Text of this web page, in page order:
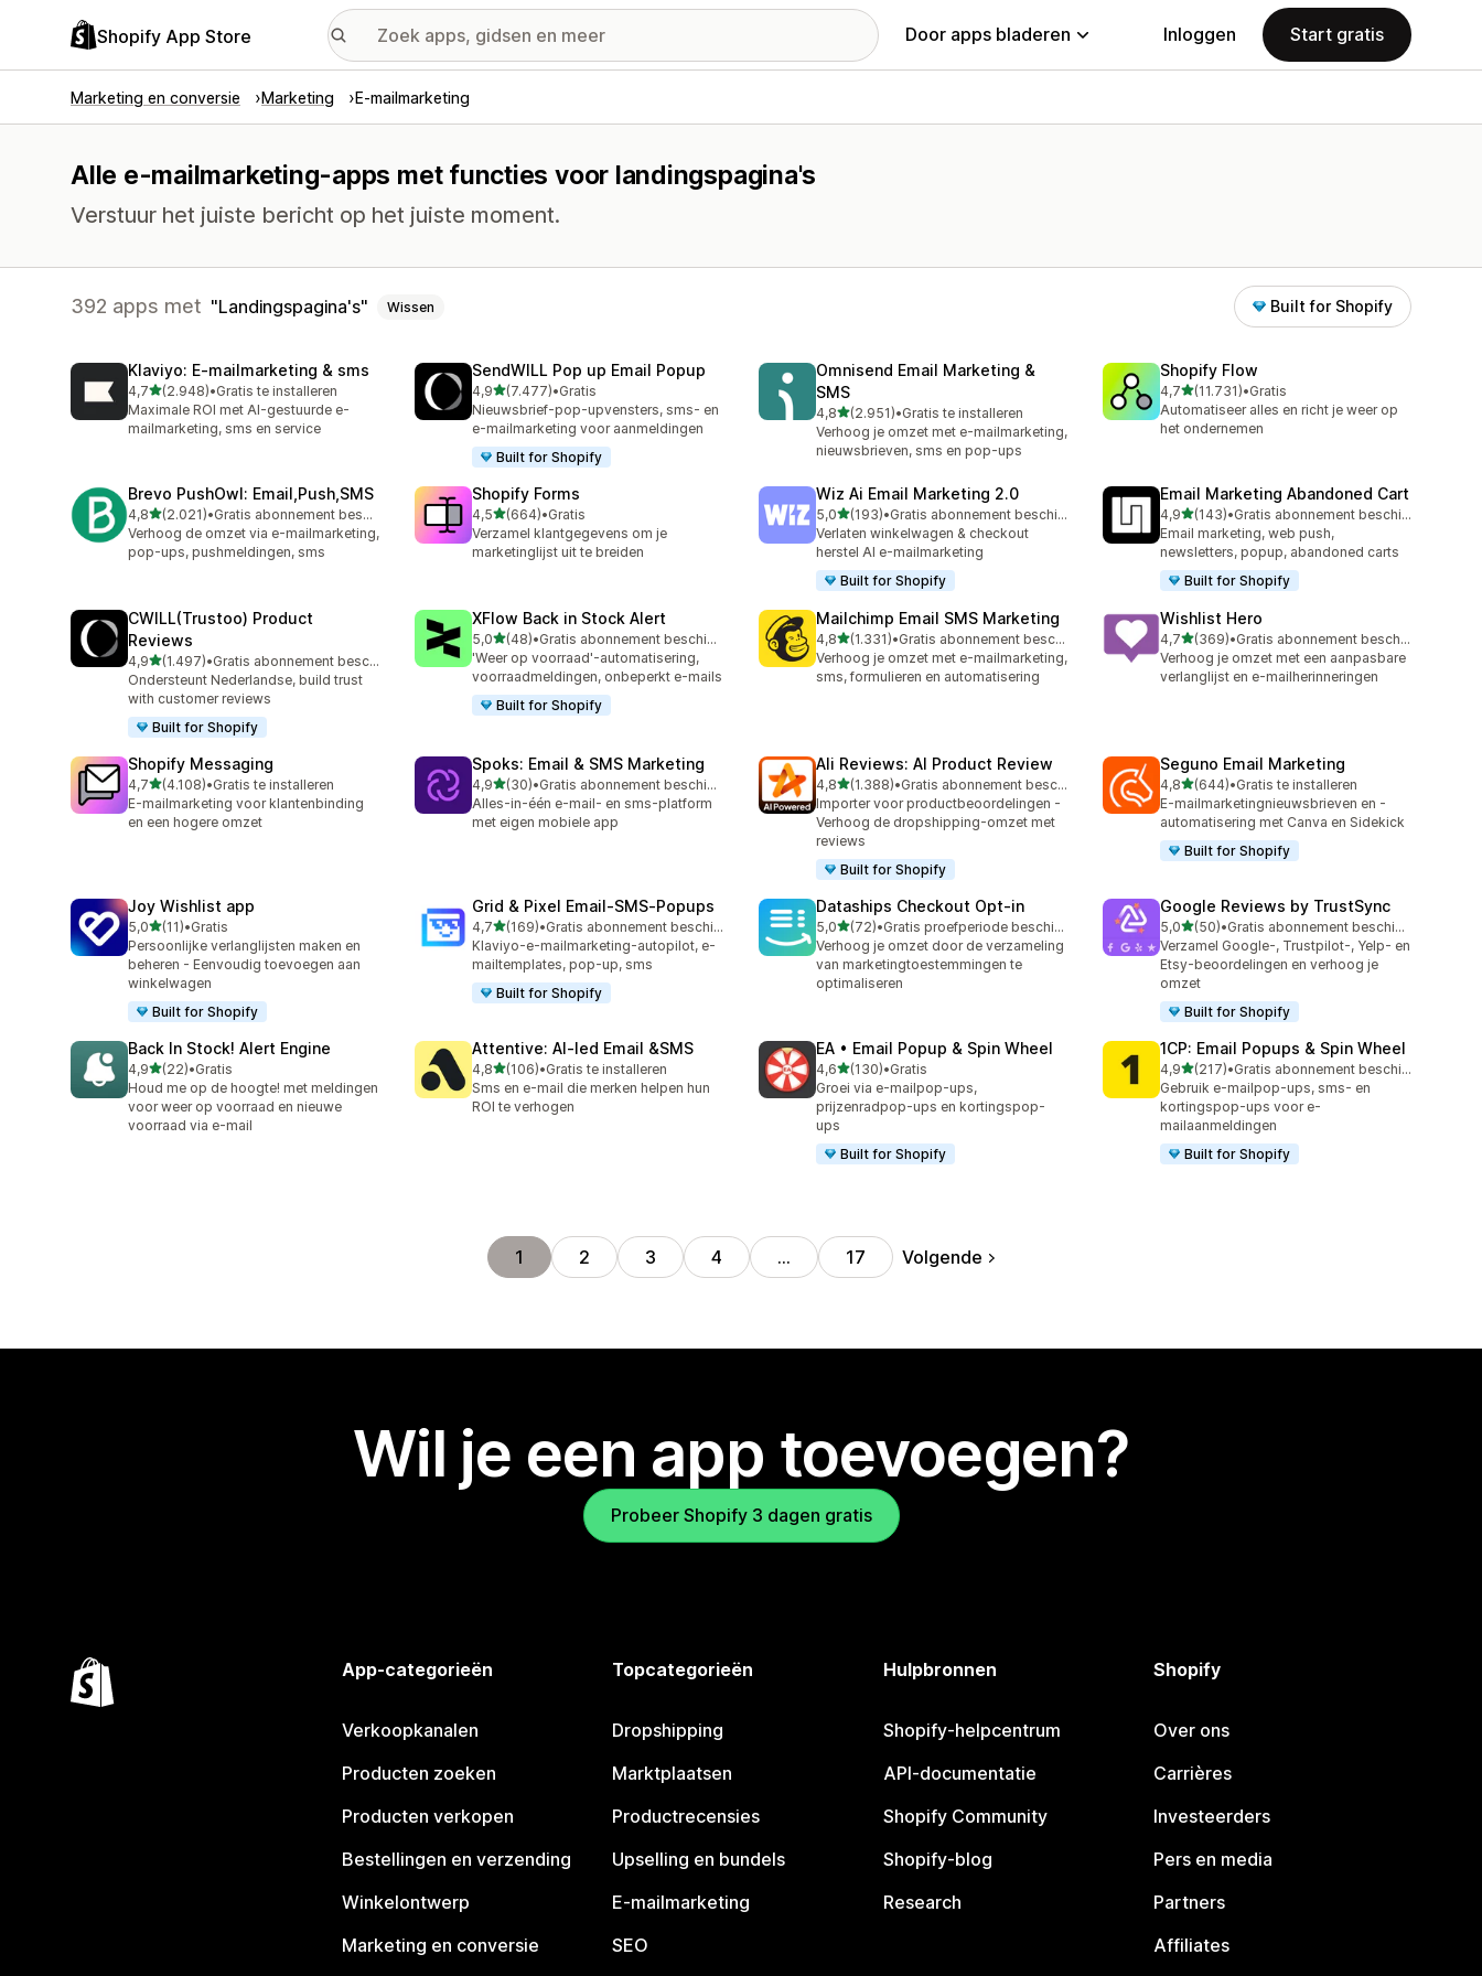
Shopify App Store Door apps bladeren Inloggen Start gratis
Marketing en conversie Marketing E-mailmarketing
Alle e-mailmarketing-apps met functies voor landingspagina's
Verstuur het juiste bericht op het juiste moment.
392 apps met Landingspagina's Wissen Built for Shopify
Klaviyo: E‑mailmarketing & sms
4,7van 5 sterren
(2.948)
2948 recensies in totaal
•Gratis te installeren
Maximale ROI met AI-gestuurde e-
mailmarketing, sms en service
SendWILL Pop up Email Popup
4,9van 5 sterren
(7.477)
7477 recensies in totaal
•Gratis
Nieuwsbrief-pop-upvensters, sms- en
e-mailmarketing voor aanmeldingen
Built for Shopify
Omnisend Email Marketing &
SMS
4,8van 5 sterren
(2.951)
2951 recensies in totaal
•Gratis te installeren
Verhoog je omzet met e-mailmarketing,
nieuwsbrieven, sms en pop-ups
Shopify Flow
4,7van 5 sterren
(11.731)
11731 recensies in totaal
•Gratis
Automatiseer alles en richt je weer op
het ondernemen
Brevo PushOwl: Email,Push,SMS
4,8van 5 sterren
(2.021)
2021 recensies in totaal
•
Gratis abonnement beschikbaar
Verhoog de omzet via e-mailmarketing,
pop-ups, pushmeldingen, sms
Shopify Forms
4,5van 5 sterren
(664)
664 recensies in totaal
•Gratis
Verzamel klantgegevens om je
marketinglijst uit te breiden
Wiz Ai Email Marketing 2.0
5,0van 5 sterren
(193)
193 recensies in totaal
•
Gratis abonnement beschikbaar
Verlaten winkelwagen & checkout
herstel AI e-mailmarketing
Built for Shopify
Email Marketing Abandoned Cart
4,9van 5 sterren
(143)
143 recensies in totaal
•
Gratis abonnement beschikbaar
Email marketing, web push,
newsletters, popup, abandoned carts
Built for Shopify
CWILL(Trustoo) Product
Reviews
4,9van 5 sterren
(1.497)
1497 recensies in totaal
•
Gratis abonnement beschikbaar
Ondersteunt Nederlandse, build trust
with customer reviews
Built for Shopify
XFlow Back in Stock Alert
5,0van 5 sterren
(48)
48 recensies in totaal
•
Gratis abonnement beschikbaar
'Weer op voorraad'-automatisering,
voorraadmeldingen, onbeperkt e-mails
Built for Shopify
Mailchimp Email SMS Marketing
4,8van 5 sterren
(1.331)
1331 recensies in totaal
•
Gratis abonnement beschikbaar
Verhoog je omzet met e-mailmarketing,
sms, formulieren en automatisering
Wishlist Hero
4,7van 5 sterren
(369)
369 recensies in totaal
•
Gratis abonnement beschikbaar
Verhoog je omzet met een aanpasbare
verlanglijst en e-mailherinneringen
Shopify Messaging
4,7van 5 sterren
(4.108)
4108 recensies in totaal
•Gratis te installeren
E-mailmarketing voor klantenbinding
en een hogere omzet
Spoks: Email & SMS Marketing
4,9van 5 sterren
(30)
30 recensies in totaal
•
Gratis abonnement beschikbaar
Alles-in-één e-mail- en sms-platform
met eigen mobiele app
Ali Reviews: AI Product Review
4,8van 5 sterren
(1.388)
1388 recensies in totaal
•
Gratis abonnement beschikbaar
Importer voor productbeoordelingen -
Verhoog de dropshipping-omzet met
reviews
Built for Shopify
Seguno Email Marketing
4,8van 5 sterren
(644)
644 recensies in totaal
•Gratis te installeren
E-mailmarketingnieuwsbrieven en -
automatisering met Canva en Sidekick
Built for Shopify
Joy Wishlist app
5,0van 5 sterren
(11)
11 recensies in totaal
•Gratis
Persoonlijke verlanglijsten maken en
beheren - Eenvoudig toevoegen aan
winkelwagen
Built for Shopify
Grid & Pixel Email‑SMS‑Popups
4,7van 5 sterren
(169)
169 recensies in totaal
•
Gratis abonnement beschikbaar
Klaviyo-e-mailmarketing-autopilot, e-
mailtemplates, pop-up, sms
Built for Shopify
Dataships Checkout Opt‑in
5,0van 5 sterren
(72)
72 recensies in totaal
•
Gratis proefperiode beschikbaar
Verhoog je omzet door de verzameling
van marketingtoestemmingen te
optimaliseren
Google Reviews by TrustSync
5,0van 5 sterren
(50)
50 recensies in totaal
•
Gratis abonnement beschikbaar
Verzamel Google-, Trustpilot-, Yelp- en
Etsy-beoordelingen en verhoog je
omzet
Built for Shopify
Back In Stock! Alert Engine
4,9van 5 sterren
(22)
22 recensies in totaal
•Gratis
Houd me op de hoogte! met meldingen
voor weer op voorraad en nieuwe
voorraad via e-mail
Attentive: AI‑led Email &SMS
4,8van 5 sterren
(106)
106 recensies in totaal
•Gratis te installeren
Sms en e-mail die merken helpen hun
ROI te verhogen
EA • Email Popup & Spin Wheel
4,6van 5 sterren
(130)
130 recensies in totaal
•Gratis
Groei via e-mailpop-ups,
prijzenradpop-ups en kortingspop-
ups
Built for Shopify
1CP: Email Popups & Spin Wheel
4,9van 5 sterren
(217)
217 recensies in totaal
•
Gratis abonnement beschikbaar
Gebruik e-mailpop-ups, sms- en
kortingspop-ups voor e-
mailaanmeldingen
Built for Shopify
1 2 3 4 … 17 Volgende
Wil je een app toevoegen?
Probeer Shopify 3 dagen gratis
App-categorieën
Verkoopkanalen
Producten zoeken
Producten verkopen
Bestellingen en verzending
Winkelontwerp
Marketing en conversie
Topcategorieën
Dropshipping
Marktplaatsen
Productrecensies
Upselling en bundels
E-mailmarketing
SEO
Hulpbronnen
Shopify-helpcentrum
API-documentatie
Shopify Community
Shopify-blog
Research
Shopify
Over ons
Carrières
Investeerders
Pers en media
Partners
Affiliates